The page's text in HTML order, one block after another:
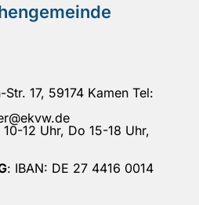
17, 59174 Kamen Tel:
10-12 Uhr, Do 15-18 Uhr,
: IBAN: DE 27 4416 0014